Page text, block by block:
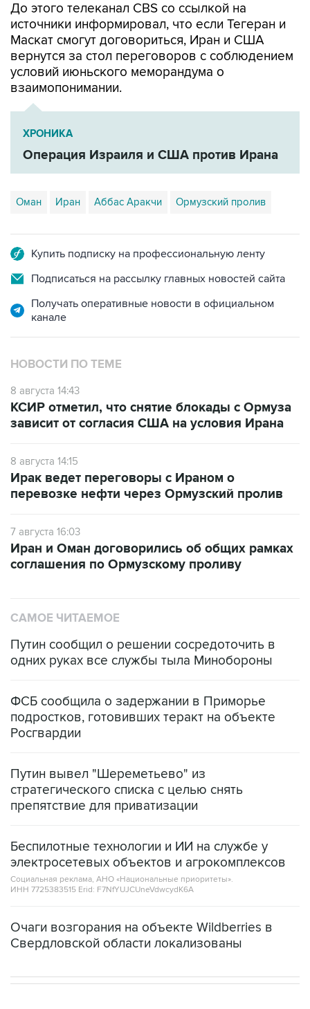
До этого телеканал CBS со ссылкой на
источники информировал, что если Тегеран и
Маскат смогут договориться, Иран и США
вернутся за стол переговоров с соблюдением
условий июньского меморандума о
взаимопонимании.
ХРОНИКА
Операция Израиля и США против Ирана
Оман Иран Аббас Аракчи Ормузский пролив
Купить подписку на профессиональную ленту
Подписаться на рассылку главных новостей сайта
Получать оперативные новости в официальном
канале
НОВОСТИ ПО ТЕМЕ
8 августа 14:43
КСИР отметил, что снятие блокады с Ормуза
зависит от согласия США на условия Ирана
8 августа 14:15
Ирак ведет переговоры с Ираном о
перевозке нефти через Ормузский пролив
7 августа 16:03
Иран и Оман договорились об общих рамках
соглашения по Ормузскому проливу
САМОЕ ЧИТАЕМОЕ
Путин сообщил о решении сосредоточить в
одних руках все службы тыла Минобороны
ФСБ сообщила о задержании в Приморье
подростков, готовивших теракт на объекте
Росгвардии
Путин вывел "Шереметьево" из
стратегического списка с целью снять
препятствие для приватизации
Беспилотные технологии и ИИ на службе у
электросетевых объектов и агрокомплексов
Социальная реклама, АНО «Национальные приоритеты».
ИНН 7725383515 Erid: F7NfYUJCUneVdwcydK6A
Очаги возгорания на объекте Wildberries в
Свердловской области локализованы